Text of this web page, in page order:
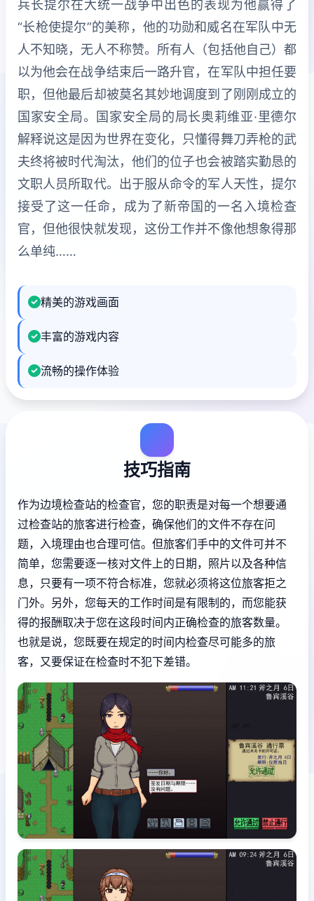
兵长提尔在大统一战争中出色的表现为他赢得了
“长枪使提尔”的美称，他的功勋和威名在军队中无
人不知晓，无人不称赞。所有人（包括他自己）都
以为他会在战争结束后一路升官，在军队中担任要
职，但他最后却被莫名其妙地调度到了刚刚成立的
国家安全局。国家安全局的局长奥莉维亚·里德尔
解释说这是因为世界在变化，只懂得舞刀弄枪的武
夫终将被时代淘汰，他们的位子也会被踏实勤恳的
文职人员所取代。出于服从命令的军人天性，提尔
接受了这一任命，成为了新帝国的一名入境检查
官，但他很快就发现，这份工作并不像他想象得那
么单纯……
精美的游戏画面
丰富的游戏内容
流畅的操作体验
技巧指南
作为边境检查站的检查官，您的职责是对每一个想要通
过检查站的旅客进行检查，确保他们的文件不存在问
题，入境理由也合理可信。但旅客们手中的文件可并不
简单，您需要逐一核对文件上的日期，照片以及各种信
息，只要有一项不符合标准，您就必须将这位旅客拒之
门外。另外，您每天的工作时间是有限制的，而您能获
得的报酬取决于您在这段时间内正确检查的旅客数量。
也就是说，您既要在规定的时间内检查尽可能多的旅
客，又要保证在检查时不犯下差错。